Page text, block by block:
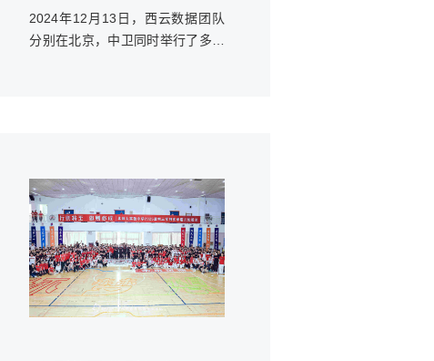
2024年12月13日，西云数据团队
分别在北京，中卫同时举行了多米